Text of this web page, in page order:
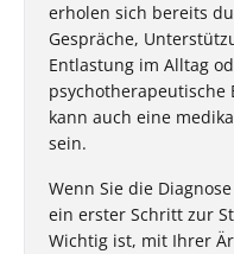
erholen sich bereits
Gespräche,
Entlastung im Alltag
psychotherapeutische
kann auch eine
sein.
Wenn Sie die
ein erster Schritt zur
Wichtig ist, mit Ihrer